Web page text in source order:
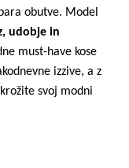
obutve. Model
udobje in
must-have kose
izzive, a z
svoj modni